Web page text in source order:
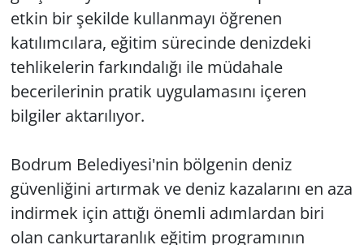
etkin bir şekilde kullanmayı öğrenen
katılımcılara, eğitim sürecinde denizdeki
tehlikelerin farkındalığı ile müdahale
becerilerinin pratik uygulamasını içeren
bilgiler aktarılıyor.
Bodrum Belediyesi'nin bölgenin deniz
güvenliğini artırmak ve deniz kazalarını en aza
indirmek için attığı önemli adımlardan biri
olan cankurtaranlık eğitim programının